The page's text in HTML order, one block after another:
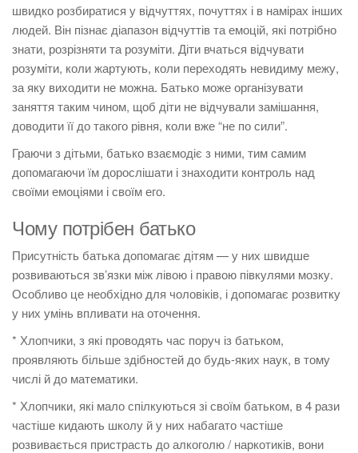
швидко розбиратися у відчуттях, почуттях і в намірах інших
людей. Він пізнає діапазон відчуттів та емоцій, які потрібно
знати, розрізняти та розуміти. Діти вчаться відчувати
розуміти, коли жартують, коли переходять невидиму межу,
за яку виходити не можна. Батько може організувати
заняття таким чином, щоб діти не відчували замішання,
доводити її до такого рівня, коли вже “не по сили”.
Граючи з дітьми, батько взаємодіє з ними, тим самим
допомагаючи їм дорослішати і знаходити контроль над
своїми емоціями і своїм его.
Чому потрібен батько
Присутність батька допомагає дітям — у них швидше
розвиваються зв’язки між лівою і правою півкулями мозку.
Особливо це необхідно для чоловіків, і допомагає розвитку
у них умінь впливати на оточення.
* Хлопчики, з які проводять час поруч із батьком,
проявляють більше здібностей до будь-яких наук, в тому
числі й до математики.
* Хлопчики, які мало спілкуються зі своїм батьком, в 4 рази
частіше кидають школу й у них набагато частіше
розвивається пристрасть до алкоголю / наркотиків, вони